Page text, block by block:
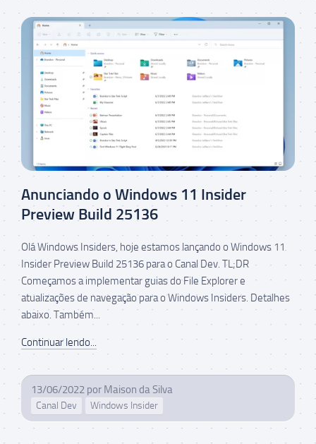
Anunciando o Windows 11 Insider
Preview Build 25136
Olá Windows Insiders, hoje estamos lançando o Windows 11
Insider Preview Build 25136 para o Canal Dev. TL;DR
Começamos a implementar guias do File Explorer e
atualizações de navegação para o Windows Insiders. Detalhes
abaixo. Também...
Continuar lendo...
13/06/2022 por Maison da Silva
Canal Dev Windows Insider